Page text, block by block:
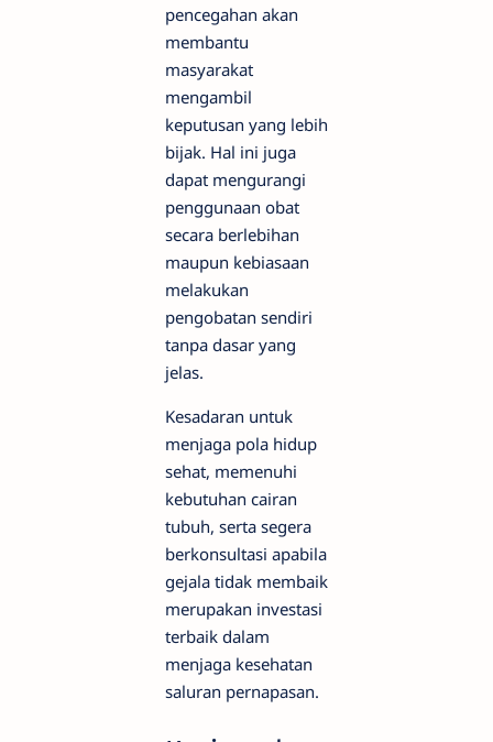
pencegahan akan
membantu
masyarakat
mengambil
keputusan yang lebih
bijak. Hal ini juga
dapat mengurangi
penggunaan obat
secara berlebihan
maupun kebiasaan
melakukan
pengobatan sendiri
tanpa dasar yang
jelas.
Kesadaran untuk
menjaga pola hidup
sehat, memenuhi
kebutuhan cairan
tubuh, serta segera
berkonsultasi apabila
gejala tidak membaik
merupakan investasi
terbaik dalam
menjaga kesehatan
saluran pernapasan.